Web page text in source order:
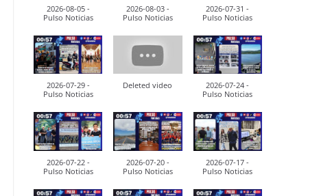
2026-08-05 -
Pulso Noticias
2026-08-03 -
Pulso Noticias
2026-07-31 -
Pulso Noticias
2026-07-29 -
Pulso Noticias
Deleted video
2026-07-24 -
Pulso Noticias
2026-07-22 -
Pulso Noticias
2026-07-20 -
Pulso Noticias
2026-07-17 -
Pulso Noticias